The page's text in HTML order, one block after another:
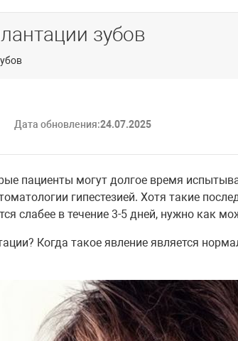
зубов
Дата обновления:24.07.2025
пациенты могут долгое время
гипестезией. Хотя такие
слабее в течение 3-5 дней, нужно как
Когда такое явление является